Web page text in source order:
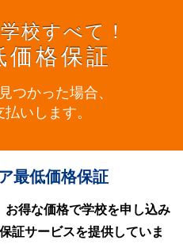
校すべて！
価格保証
つかった場合、
いします。
最低価格保証
得な価格で学校を申し込み
証サービスを提供していま